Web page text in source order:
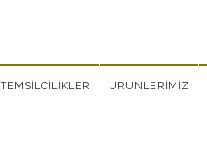
TEMSİLCİLİKLER ÜRÜNLERİMİZ